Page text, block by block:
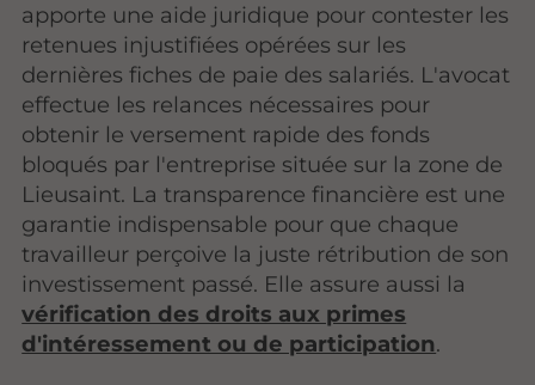
apporte une aide juridique pour contester les
retenues injustifiées opérées sur les
dernières fiches de paie des salariés. L'avocat
effectue les relances nécessaires pour
obtenir le versement rapide des fonds
bloqués par l'entreprise située sur la zone de
Lieusaint. La transparence financière est une
garantie indispensable pour que chaque
travailleur perçoive la juste rétribution de son
investissement passé. Elle assure aussi la
vérification des droits aux primes
d'intéressement ou de participation.